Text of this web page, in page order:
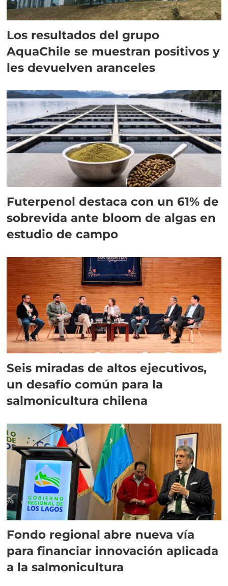
Los resultados del grupo
AquaChile se muestran positivos y
les devuelven aranceles
Futerpenol destaca con un 61% de
sobrevida ante bloom de algas en
estudio de campo
Seis miradas de altos ejecutivos,
un desafío común para la
salmonicultura chilena
Fondo regional abre nueva vía
para financiar innovación aplicada
a la salmonicultura